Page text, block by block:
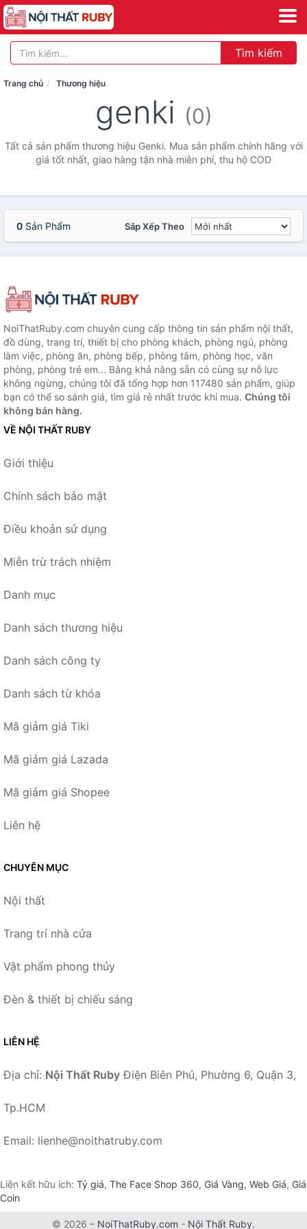
Tìm kiếm
Trang chủ Thương hiệu
genki (0)
Tất cả sản phẩm thương hiệu Genki. Mua sản phẩm chính hãng với
giá tốt nhất, giao hàng tận nhà miễn phí, thu hộ COD
0 Sản Phẩm Sắp Xếp Theo
NoiThatRuby.com chuyên cung cấp thông tin sản phẩm nội thất,
đồ dùng, trang trí, thiết bị cho phòng khách, phòng ngủ, phòng
làm việc, phòng ăn, phòng bếp, phòng tắm, phòng học, văn
phòng, phòng trẻ em... Bằng khả năng sẵn có cùng sự nỗ lực
không ngừng, chúng tôi đã tổng hợp hơn 117480 sản phẩm, giúp
bạn có thể so sánh giá, tìm giá rẻ nhất trước khi mua. Chúng tôi
không bán hàng.
VỀ NỘI THẤT RUBY
Giới thiệu
Chính sách bảo mật
Điều khoản sử dụng
Miễn trừ trách nhiệm
Danh mục
Danh sách thương hiệu
Danh sách công ty
Danh sách từ khóa
Mã giảm giá Tiki
Mã giảm giá Lazada
Mã giảm giá Shopee
Liên hệ
CHUYÊN MỤC
Nội thất
Trang trí nhà cửa
Vật phẩm phong thủy
Đèn & thiết bị chiếu sáng
LIÊN HỆ
Địa chỉ: Nội Thất Ruby Điện Biên Phủ, Phường 6, Quận 3,
Tp.HCM
Email: lienhe@noithatruby.com
Liên kết hữu ích: Tỷ giá, The Face Shop 360, Giá Vàng, Web Giá, Giá
Coin
© 2026 – NoiThatRuby.com - Nội Thất Ruby.